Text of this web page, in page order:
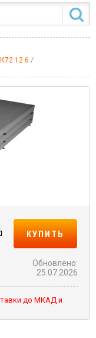
6
КУПИТЬ
Обновлено:
25.07.2026
до МКАД и